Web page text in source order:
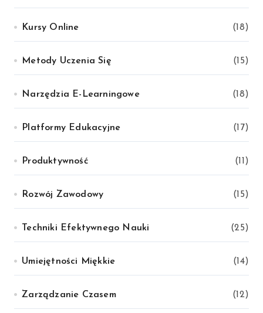
Kursy Online (18)
Metody Uczenia Się (15)
Narzędzia E-Learningowe (18)
Platformy Edukacyjne (17)
Produktywność (11)
Rozwój Zawodowy (15)
Techniki Efektywnego Nauki (25)
Umiejętności Miękkie (14)
Zarządzanie Czasem (12)